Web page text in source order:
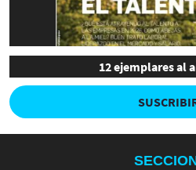
12 ejemplares al